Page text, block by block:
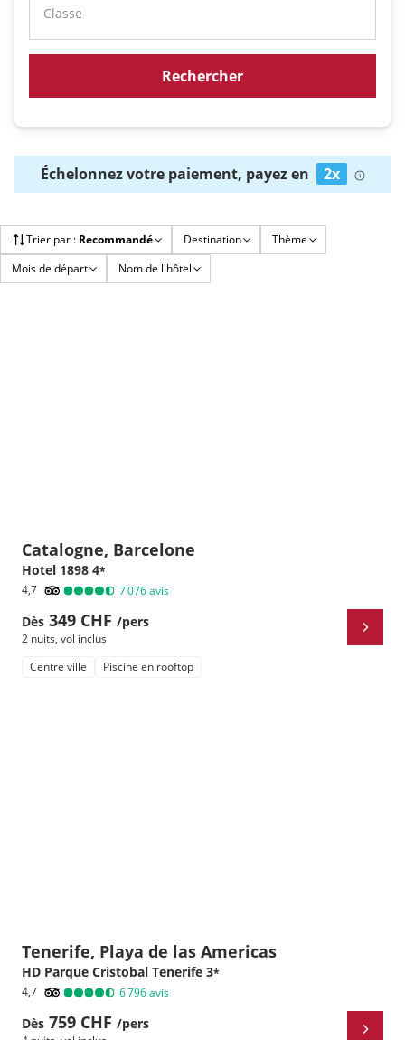
Classe
Rechercher
Échelonnez votre paiement, payez en 2x
Trier par : Recommandé Destination
Thème
Mois de départ
Nom de l'hôtel
Catalogne, Barcelone
Hotel 1898 4*
4,7 7 076avis
Dès 349 CHF /pers
2 nuits, vol inclus
Centre ville
Piscine en rooftop
Tenerife, Playa de las Americas
HD Parque Cristobal Tenerife 3*
4,7 6 796avis
Dès 759 CHF /pers